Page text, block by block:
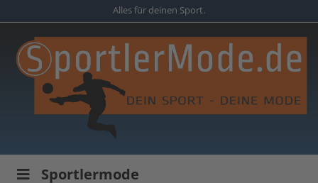
to
content
Alles für deinen Sport.
Sportlermode